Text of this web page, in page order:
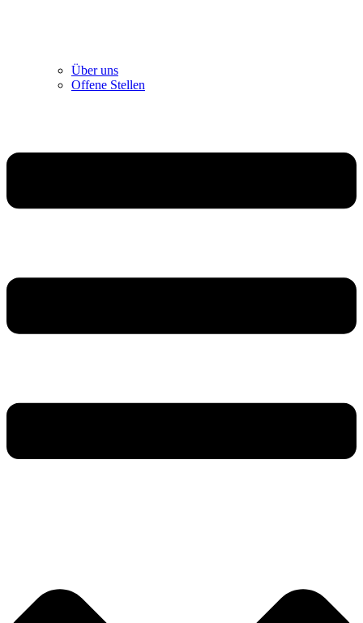
Über uns
Offene Stellen